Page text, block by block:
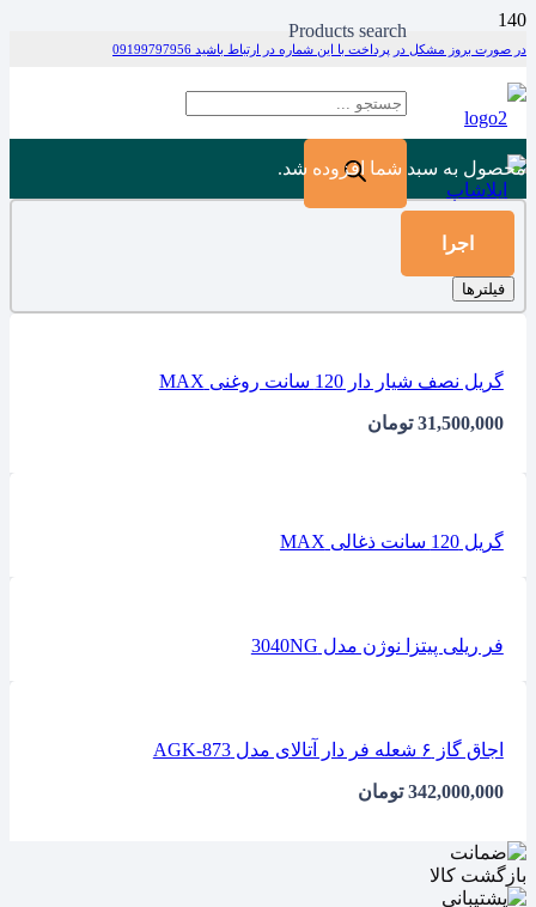
در صورت بروز مشکل در پرداخت با این شماره در ارتباط باشید 09199797956
Products search
محصول به سبد شما افزوده شد.
اجرا
فیلترها
گریل نصف شیار دار 120 سانت روغنی MAX
31,500,000 تومان
گریل 120 سانت ذغالی MAX
فر ریلی پیتزا نوژن مدل 3040NG
اجاق گاز ۶ شعله فر دار آتالای مدل AGK-873
342,000,000 تومان